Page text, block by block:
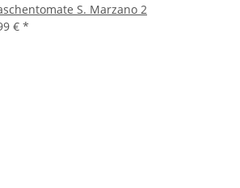
S. Marzano 2
€ *